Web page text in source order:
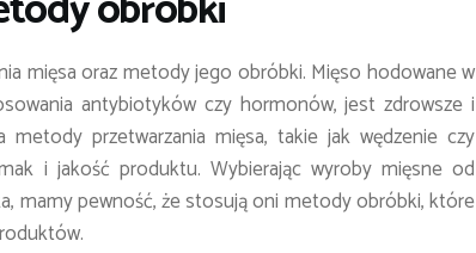
mięsa oraz metody jego obróbki. Mięso hodowane w
antybiotyków czy hormonów, jest zdrowsze i
przetwarzania mięsa, takie jak wędzenie czy
i jakość produktu. Wybierając wyroby mięsne od
mamy pewność, że stosują oni metody obróbki, które